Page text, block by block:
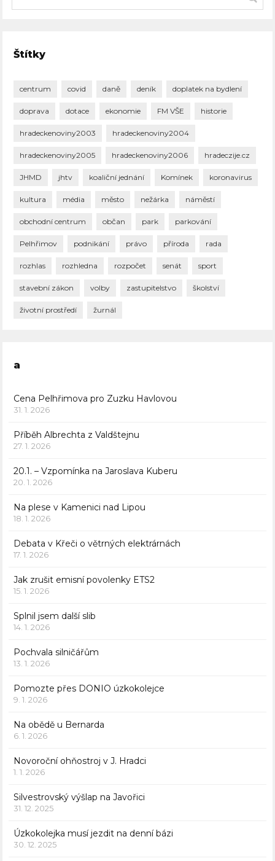
Štítky
centrum covid daně deník doplatek na bydlení
doprava dotace ekonomie FM VŠE historie
hradeckenoviny2003 hradeckenoviny2004
hradeckenoviny2005 hradeckenoviny2006 hradeczije.cz
JHMD jhtv koaliční jednání Komínek koronavirus
kultura média město nežárka náměstí
obchodní centrum občan park parkování
Pelhřimov podnikání právo příroda rada
rozhlas rozhledna rozpočet senát sport
stavební zákon volby zastupitelstvo školství
životní prostředí žurnál
a
Cena Pelhřimova pro Zuzku Havlovou
31. 1. 2026
Příběh Albrechta z Valdštejnu
27. 1. 2026
20.1. – Vzpomínka na Jaroslava Kuberu
20. 1. 2026
Na plese v Kamenici nad Lipou
18. 1. 2026
Debata v Křeči o větrných elektrárnách
17. 1. 2026
Jak zrušit emisní povolenky ETS2
15. 1. 2026
Splnil jsem další slib
14. 1. 2026
Pochvala silničářům
13. 1. 2026
Pomozte přes DONIO úzkokolejce
9. 1. 2026
Na obědě u Bernarda
6. 1. 2026
Novoroční ohňostroj v J. Hradci
1. 1. 2026
Silvestrovský výšlap na Javořici
31. 12. 2025
Úzkokolejka musí jezdit na denní bázi
30. 12. 2025